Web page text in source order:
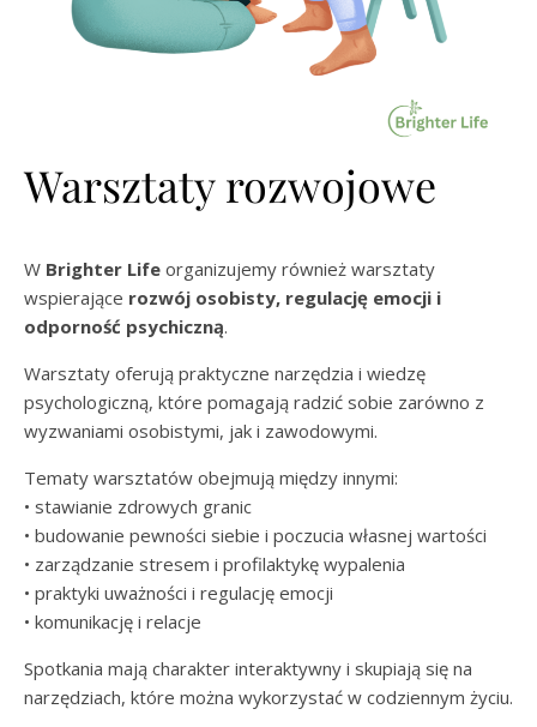
Warsztaty rozwojowe
W Brighter Life organizujemy również warsztaty
wspierające rozwój osobisty, regulację emocji i
odporność psychiczną.
Warsztaty oferują praktyczne narzędzia i wiedzę
psychologiczną, które pomagają radzić sobie zarówno z
wyzwaniami osobistymi, jak i zawodowymi.
Tematy warsztatów obejmują między innymi:
• stawianie zdrowych granic
• budowanie pewności siebie i poczucia własnej wartości
• zarządzanie stresem i profilaktykę wypalenia
• praktyki uważności i regulację emocji
• komunikację i relacje
Spotkania mają charakter interaktywny i skupiają się na
narzędziach, które można wykorzystać w codziennym życiu.